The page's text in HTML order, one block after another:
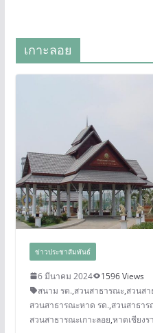
เกาะลอย
ข่าวประชาสัมพันธ์
6 มีนาคม 2024
1596 Views
สนาม รด.,สวนสาธารณะ,สวนสา
สวนสาธารณะหาด รด.,สวนสาธาร
สวนสาธารณะเกาะลอย,หาดเชียงร